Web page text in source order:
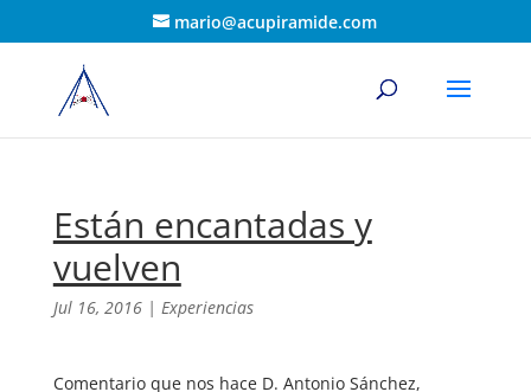
mario@acupiramide.com
Están encantadas y
vuelven
Jul 16, 2016| Experiencias
Comentario que nos hace D. Antonio Sánchez,